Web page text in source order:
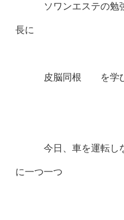
ソワンエステの勉
長に
皮脳同根 を学び
今日、車を運転しな
に一つ一つ